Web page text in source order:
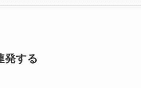
する